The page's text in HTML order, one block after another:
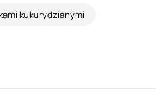
kukurydzianymi